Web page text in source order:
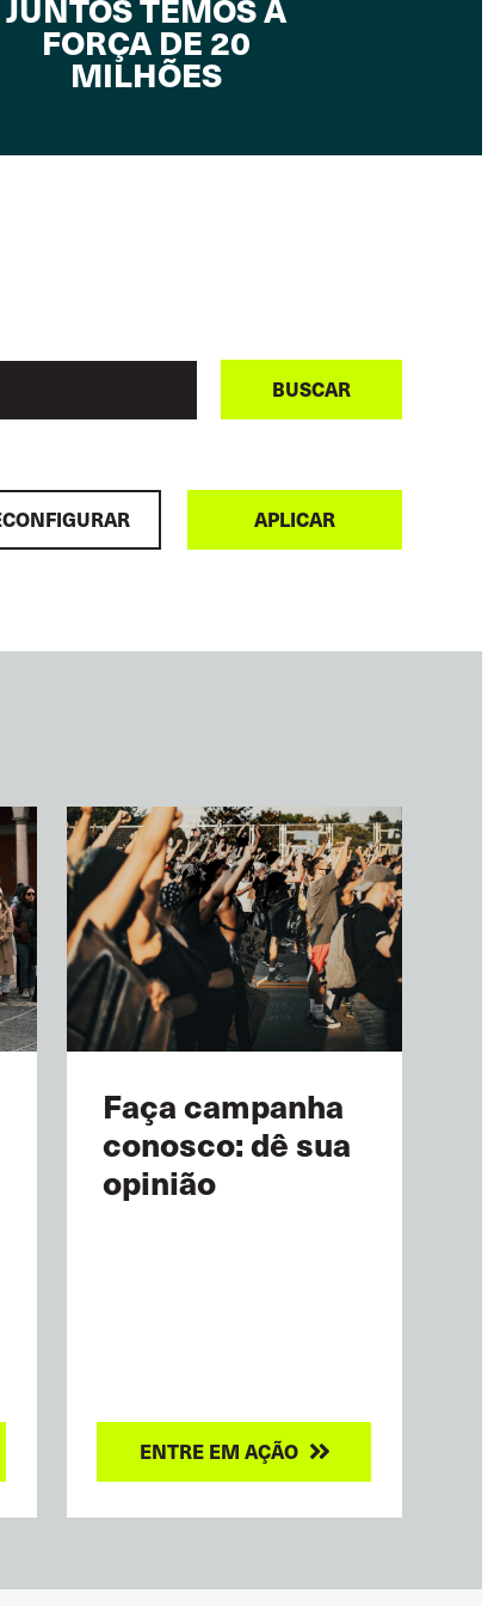
FORÇA DE 20
MILHÕES
BUSCAR
Faça campanha
conosco: dê sua
opinião
ENTRE EM AÇÃO